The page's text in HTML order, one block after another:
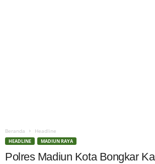
Beranda Headline
HEADLINE MADIUN RAYA
Polres Madiun Kota Bongkar